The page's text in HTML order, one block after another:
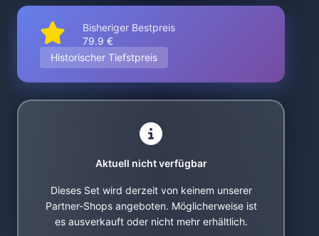
Bisheriger Bestpreis
79.9 €
Historischer Tiefstpreis
Aktuell nicht verfügbar
Dieses Set wird derzeit von keinem unserer
Partner-Shops angeboten. Möglicherweise ist
es ausverkauft oder nicht mehr erhältlich.